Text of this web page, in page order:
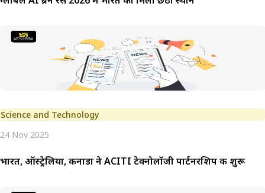
Science and Technology
24 Nov 2025
भारत, ऑस्ट्रेलिया, कनाडा ने ACITI टेक्नोलॉजी पार्टनरशिप की शुरू